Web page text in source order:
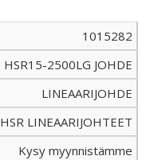
1015282
HSR15-2500LG JOHDE
LINEAARIJOHDE
HSR LINEAARIJOHTEET
Kysy myynnistämme